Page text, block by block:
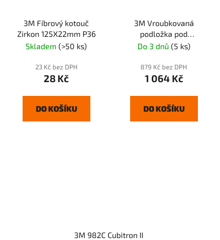
3M Fíbrový kotouč
Zirkon 125X22mm P36
Skladem (>50 ks)
23 Kč bez DPH
28 Kč
DO KOŠÍKU
3M Vroubkovaná
podložka pod
vulkanfíbrové disky
(64862)
Do 3 dnů (5 ks)
879 Kč bez DPH
1 064 Kč
DO KOŠÍKU
3M 982C Cubitron II